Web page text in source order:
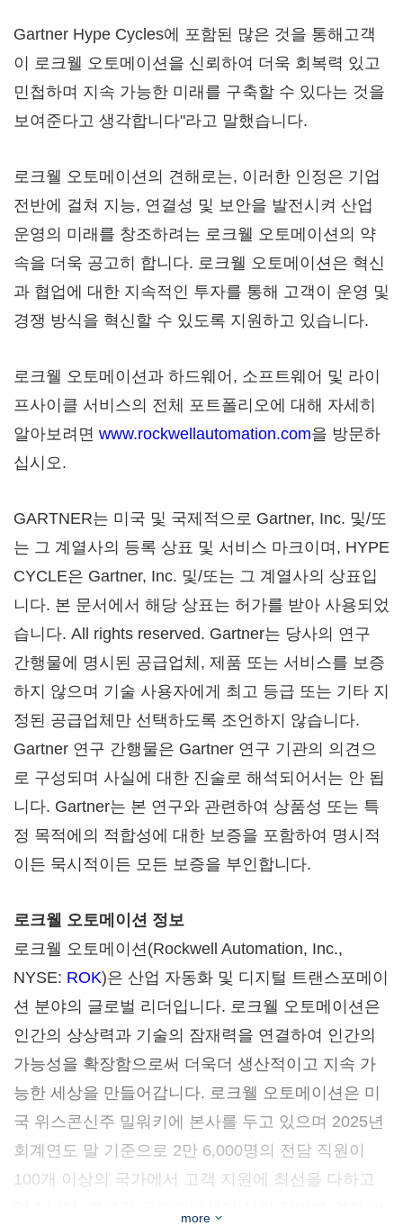
Gartner Hype Cycles에 포함된 많은 것을 통해고객
이 로크웰 오토메이션을 신뢰하여 더욱 회복력 있고
민첩하며 지속 가능한 미래를 구축할 수 있다는 것을
보여준다고 생각합니다"라고 말했습니다.
로크웰 오토메이션의 견해로는, 이러한 인정은 기업
전반에 걸쳐 지능, 연결성 및 보안을 발전시켜 산업
운영의 미래를 창조하려는 로크웰 오토메이션의 약
속을 더욱 공고히 합니다. 로크웰 오토메이션은 혁신
과 협업에 대한 지속적인 투자를 통해 고객이 운영 및
경쟁 방식을 혁신할 수 있도록 지원하고 있습니다.
로크웰 오토메이션과 하드웨어, 소프트웨어 및 라이
프사이클 서비스의 전체 포트폴리오에 대해 자세히
알아보려면 www.rockwellautomation.com을 방문하
십시오.
GARTNER는 미국 및 국제적으로 Gartner, Inc. 및/또
는 그 계열사의 등록 상표 및 서비스 마크이며, HYPE
CYCLE은 Gartner, Inc. 및/또는 그 계열사의 상표입
니다. 본 문서에서 해당 상표는 허가를 받아 사용되었
습니다. All rights reserved. Gartner는 당사의 연구
간행물에 명시된 공급업체, 제품 또는 서비스를 보증
하지 않으며 기술 사용자에게 최고 등급 또는 기타 지
정된 공급업체만 선택하도록 조언하지 않습니다.
Gartner 연구 간행물은 Gartner 연구 기관의 의견으
로 구성되며 사실에 대한 진술로 해석되어서는 안 됩
니다. Gartner는 본 연구와 관련하여 상품성 또는 특
정 목적에의 적합성에 대한 보증을 포함하여 명시적
이든 묵시적이든 모든 보증을 부인합니다.
로크웰 오토메이션 정보
로크웰 오토메이션(Rockwell Automation, Inc.,
NYSE: ROK)은 산업 자동화 및 디지털 트랜스포메이
션 분야의 글로벌 리더입니다. 로크웰 오토메이션은
인간의 상상력과 기술의 잠재력을 연결하여 인간의
가능성을 확장함으로써 더욱더 생산적이고 지속 가
능한 세상을 만들어갑니다. 로크웰 오토메이션은 미
국 위스콘신주 밀워키에 본사를 두고 있으며 2025년
회계연도 말 기준으로 2만 6,000명의 전담 직원이
100개 이상의 국가에서 고객 지원에 최선을 다하고
more